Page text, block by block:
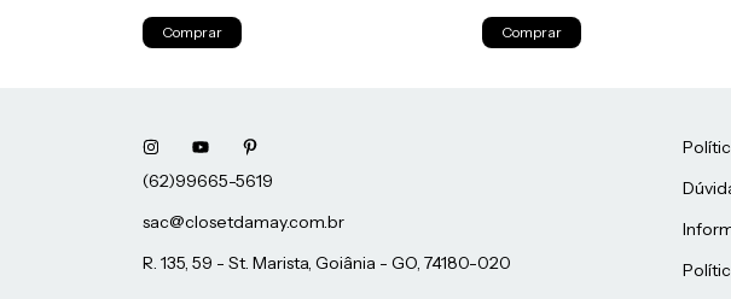
Comprar Comprar
sac@closetdamay.com.br
R. 135, 59 - St. Marista, Goiânia - GO, 74180-020